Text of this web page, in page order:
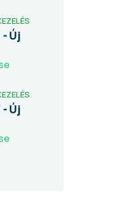
Új
Új